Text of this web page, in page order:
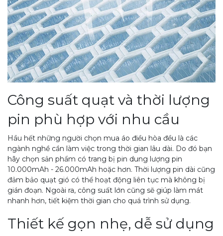
Công suất quạt và thời lượng
pin phù hợp với nhu cầu
Hầu hết những người chọn mua áo điều hòa đều là các
ngành nghề cần làm việc trong thời gian lâu dài. Do đó bạn
hãy chọn sản phẩm có trang bị pin dung lượng pin
10.000mAh - 26.000mAh hoặc hơn. Thời lượng pin dài cũng
đảm bảo quạt gió có thể hoạt động liên tục mà không bị
gián đoạn. Ngoài ra, công suất lớn cũng sẽ giúp làm mát
nhanh hơn, tiết kiệm thời gian cho quá trình sử dụng.
Thiết kế gọn nhẹ, dễ sử dụng